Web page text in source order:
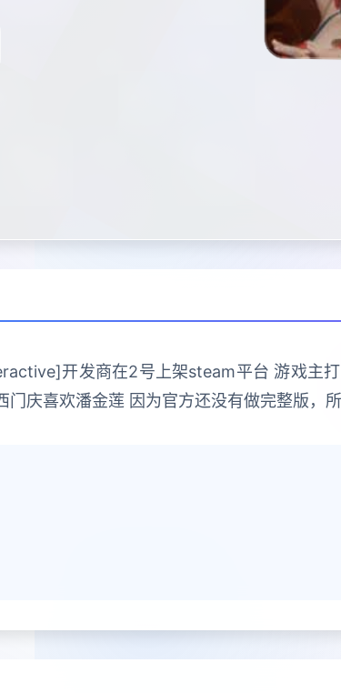
开发商在2号上架steam平台 游戏主
门庆喜欢潘金莲 因为官方还没有做完整版，